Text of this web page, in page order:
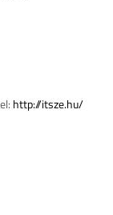
http://itsze.hu/